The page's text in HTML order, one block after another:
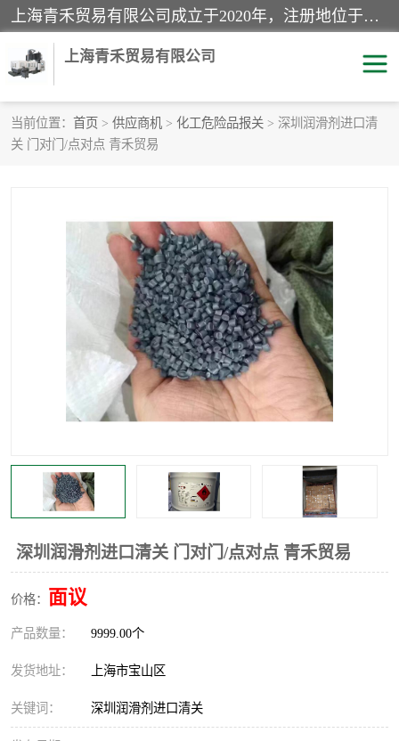
上海青禾贸易有限公司成立于2020年，注册地位于上海市宝山区。经营范围包括：机械设备、五金制品、劳防用品、电子产品、塑胶制品、家具、模具、纺织品、仪器仪表、建筑材料、装饰材料、化工产品、金属制品、机车配件等货物进出口报关、清关服务。
上海青禾贸易有限公司
当前位置： 首页 > 供应商机 > 化工危险品报关 > 深圳润滑剂进口清
关 门对门/点对点 青禾贸易
深圳润滑剂进口清关 门对门/点对点 青禾贸易
价格： 面议
产品数量： 9999.00个
发货地址： 上海市宝山区
关键词： 深圳润滑剂进口清关
酒类饮料报关
进口杂货清关
家用电器报关 机床进口清关
国际灯具清关